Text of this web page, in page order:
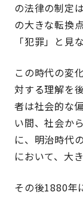
の法律の制定
の大きな転換
「犯罪」と見
この時代の変
対する理解を
者は社会的な
い間、社会か
に、明治時代
において、大
その後1880年